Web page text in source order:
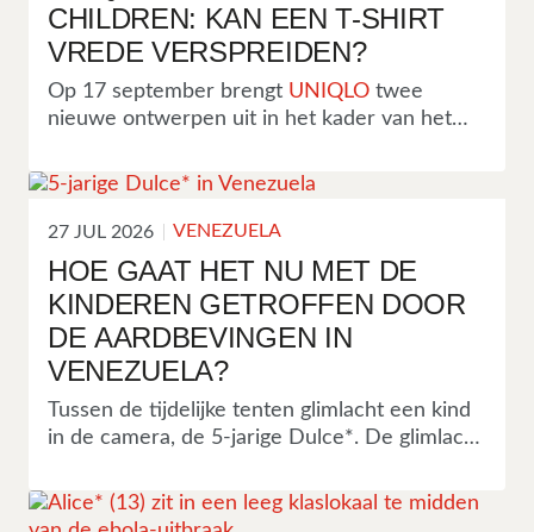
welk jaar dan ook sinds 2003.
CHILDREN: KAN EEN T-SHIRT
VREDE VERSPREIDEN?
Op 17 september brengt UNIQLO twee
nieuwe ontwerpen uit in het kader van het
kunstwerken van twee gerenommeerde
architecten uit Japan, Kengo Kuma en Sou
Fujimoto. De opbrengst gaat naar Save the
Children en andere partnerorganisaties. Kan
een T-shirt zo vrede verspreiden?
27 JUL 2026 VENEZUELA
HOE GAAT HET NU MET DE
KINDEREN GETROFFEN DOOR
DE AARDBEVINGEN IN
VENEZUELA?
Tussen de tijdelijke tenten glimlacht een kind
in de camera, de 5-jarige Dulce*. De glimlach
verdriet om geen kind te kunnen zijn.
Kinderen en ouders vertellen over